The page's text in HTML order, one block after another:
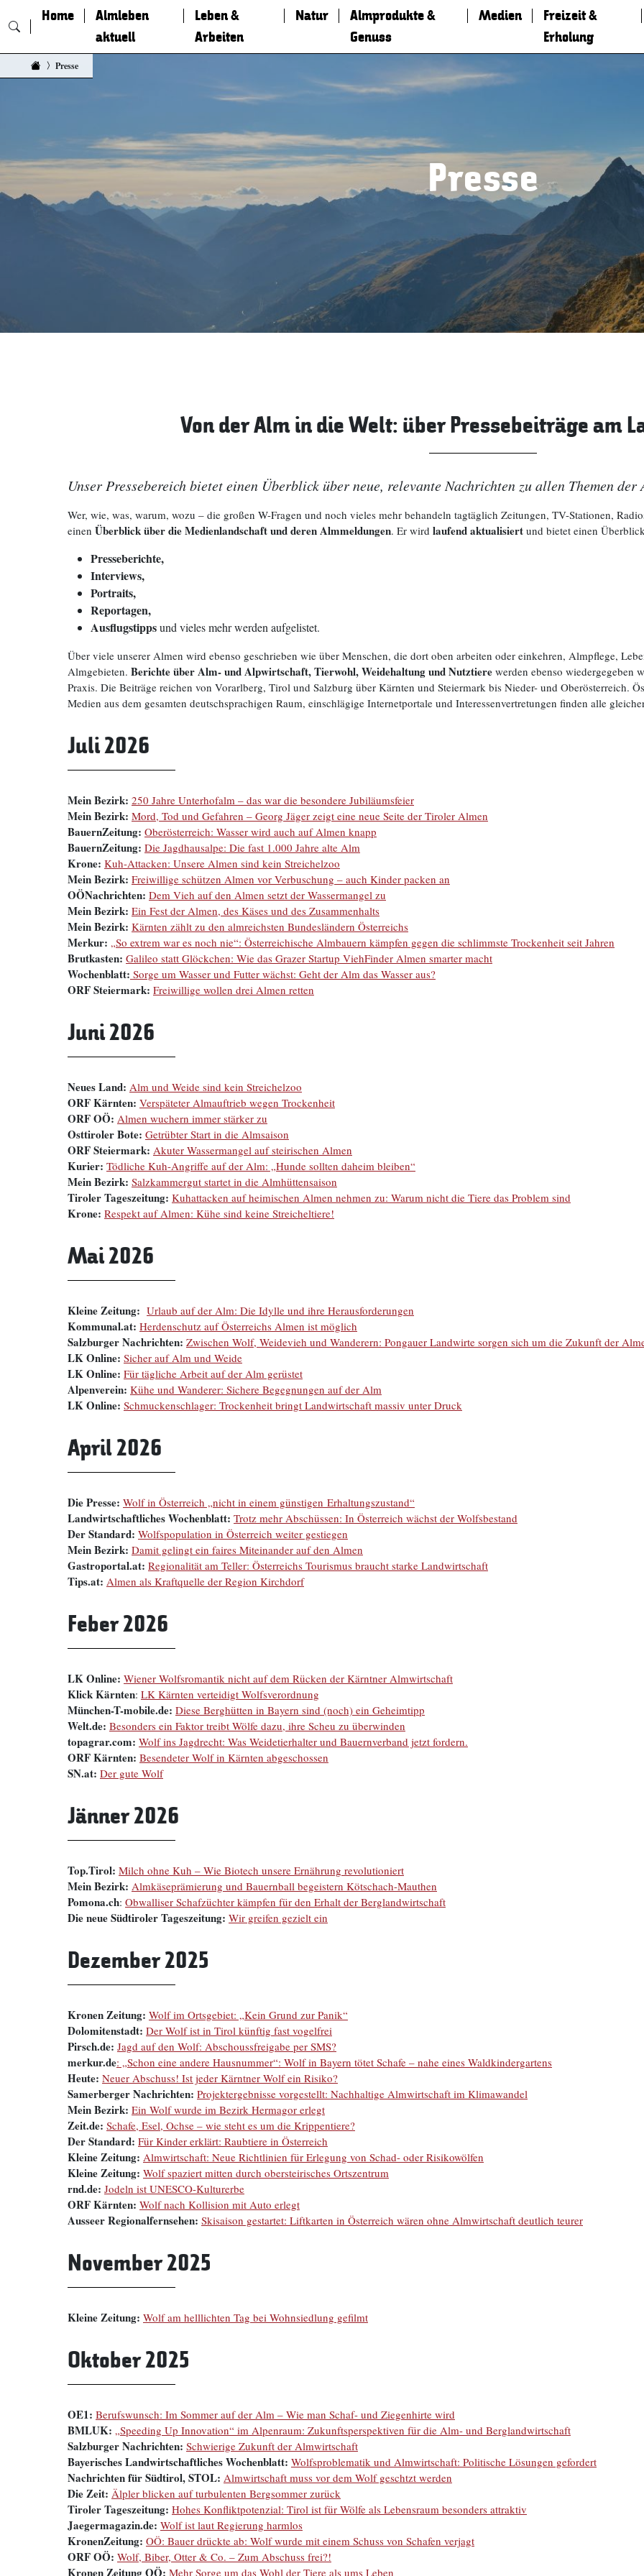
Zum Inhalt springen
Home
Almleben
aktuell
Leben &
Arbeiten
Natur
Almprodukte &
Genuss
Medien
Freizeit &
Erholung
Presse
Presse
Von der Alm in die Welt: über Pressebeiträge am
Unser Pressebereich bietet einen Überblick über neue, relevante Nachrichten zu allen Themen
Wer, wie, was, warum, wozu – die großen W-Fragen und noch vieles mehr behandeln tagtäglich Zeitungen, TV-Stationen,
einen Überblick über die Medienlandschaft und deren Almmeldungen. Er wird laufend aktualisiert und bietet einen
Presseberichte,
Interviews,
Portraits,
Reportagen,
Ausflugstippsund vieles mehr werden aufgelistet.
Über viele unserer Almen wird ebenso geschrieben wie über Menschen, die dort oben arbeiten oder einkehren, Almpflege,
Almgebieten. Berichte über Alm- und Alpwirtschaft, Tierwohl, Weidehaltung und Nutztiere werden ebenso wiedergegeben
Praxis. Die Beiträge reichen von Vorarlberg, Tirol und Salzburg über Kärnten und Steiermark bis Nieder- und Oberösterreich.
Medien aus dem gesamten deutschsprachigen Raum, einschlägige Internetportale und Interessenvertretungen finden alle
Juli 2026
Mein Bezirk: 250 Jahre Unterhofalm – das war die besondere Jubiläumsfeier
Mein Bezirk: Mord, Tod und Gefahren – Georg Jäger zeigt eine neue Seite der Tiroler Almen
BauernZeitung: Oberösterreich: Wasser wird auch auf Almen knapp
BauernZeitung: Die Jagdhausalpe: Die fast 1.000 Jahre alte Alm
Krone: Kuh-Attacken: Unsere Almen sind kein Streichelzoo
Mein Bezirk: Freiwillige schützen Almen vor Verbuschung – auch Kinder packen an
OÖNachrichten: Dem Vieh auf den Almen setzt der Wassermangel zu
Mein Bezirk: Ein Fest der Almen, des Käses und des Zusammenhalts
Mein Bezirk: Kärnten zählt zu den almreichsten Bundesländern Österreichs
Merkur: „So extrem war es noch nie“: Österreichische Almbauern kämpfen gegen die schlimmste Trockenheit seit Jahren
Brutkasten: Galileo statt Glöckchen: Wie das Grazer Startup ViehFinder Almen smarter macht
Wochenblatt: Sorge um Wasser und Futter wächst: Geht der Alm das Wasser aus?
ORF Steiermark: Freiwillige wollen drei Almen retten
Juni 2026
Neues Land: Alm und Weide sind kein Streichelzoo
ORF Kärnten: Verspäteter Almauftrieb wegen Trockenheit
ORF OÖ: Almen wuchern immer stärker zu
Osttiroler Bote: Getrübter Start in die Almsaison
ORF Steiermark: Akuter Wassermangel auf steirischen Almen
Kurier: Tödliche Kuh-Angriffe auf der Alm: „Hunde sollten daheim bleiben“
Mein Bezirk: Salzkammergut startet in die Almhüttensaison
Tiroler Tageszeitung: Kuhattacken auf heimischen Almen nehmen zu: Warum nicht die Tiere das Problem sind
Krone: Respekt auf Almen: Kühe sind keine Streicheltiere!
Mai 2026
Kleine Zeitung: Urlaub auf der Alm: Die Idylle und ihre Herausforderungen
Kommunal.at: Herdenschutz auf Österreichs Almen ist möglich
Salzburger Nachrichten: Zwischen Wolf, Weidevieh und Wanderern: Pongauer Landwirte sorgen sich um die Zukunft der
LK Online: Sicher auf Alm und Weide
LK Online: Für tägliche Arbeit auf der Alm gerüstet
Alpenverein: Kühe und Wanderer: Sichere Begegnungen auf der Alm
LK Online: Schmuckenschlager: Trockenheit bringt Landwirtschaft massiv unter Druck
April 2026
Die Presse: Wolf in Österreich „nicht in einem günstigen Erhaltungszustand“
LandwirtschaftlichesWochenblatt: Trotz mehr Abschüssen: In Österreich wächst der Wolfsbestand
Der Standard: Wolfspopulation in Österreich weiter gestiegen
Mein Bezirk: Damit gelingt ein faires Miteinander auf den Almen
Gastroportal.at: Regionalität am Teller: Österreichs Tourismus braucht starke Landwirtschaft
Tips.at: Almen als Kraftquelle der Region Kirchdorf
Feber 2026
LK Online: Wiener Wolfsromantik nicht auf dem Rücken der Kärntner Almwirtschaft
Klick Kärnten: LK Kärnten verteidigt Wolfsverordnung
München-T-mobile.de: Diese Berghütten in Bayern sind (noch) ein Geheimtipp
Welt.de: Besonders ein Faktor treibt Wölfe dazu, ihre Scheu zu überwinden
topagrar.com: Wolf ins Jagdrecht: Was Weidetierhalter und Bauernverband jetzt fordern.
ORF Kärnten: Besendeter Wolf in Kärnten abgeschossen
SN.at: Der gute Wolf
Jänner 2026
Top.Tirol: Milch ohne Kuh – Wie Biotech unsere Ernährung revolutioniert
Mein Bezirk: Almkäseprämierung und Bauernball begeistern Kötschach-Mauthen
Pomona.ch: Obwalliser Schafzüchter kämpfen für den Erhalt der Berglandwirtschaft
Die neue Südtiroler Tageszeitung: Wir greifen gezielt ein
Dezember 2025
Kronen Zeitung: Wolf im Ortsgebiet: „Kein Grund zur Panik“
Dolomitenstadt: Der Wolf ist in Tirol künftig fast vogelfrei
Pirsch.de: Jagd auf den Wolf: Abschoussfreigabe per SMS?
merkur.de: „Schon eine andere Hausnummer“: Wolf in Bayern tötet Schafe – nahe eines Waldkindergartens
Heute: Neuer Abschuss! Ist jeder Kärntner Wolf ein Risiko?
Samerberger Nachrichten: Projektergebnisse vorgestellt: Nachhaltige Almwirtschaft im Klimawandel
Mein Bezirk: Ein Wolf wurde im Bezirk Hermagor erlegt
Zeit.de: Schafe, Esel, Ochse – wie steht es um die Krippentiere?
Der Standard: Für Kinder erklärt: Raubtiere in Österreich
Kleine Zeitung: Almwirtschaft: Neue Richtlinien für Erlegung von Schad- oder Risikowölfen
Kleine Zeitung: Wolf spaziert mitten durch obersteirisches Ortszentrum
rnd.de: Jodeln ist UNESCO-Kulturerbe
ORF Kärnten: Wolf nach Kollision mit Auto erlegt
Ausseer Regionalfernsehen: Skisaison gestartet: Liftkarten in Österreich wären ohne Almwirtschaft deutlich teurer
November 2025
Kleine Zeitung: Wolf am helllichten Tag bei Wohnsiedlung gefilmt
Oktober 2025
OE1: Berufswunsch: Im Sommer auf der Alm – Wie man Schaf- und Ziegenhirte wird
BMLUK: „Speeding Up Innovation“ im Alpenraum: Zukunftsperspektiven für die Alm- und Berglandwirtschaft
Salzburger Nachrichten: Schwierige Zukunft der Almwirtschaft
Bayerisches Landwirtschaftliches Wochenblatt: Wolfsproblematik und Almwirtschaft: Politische Lösungen gefordert
Nachrichten für Südtirol, STOL: Almwirtschaft muss vor dem Wolf geschtzt werden
Die Zeit: Älpler blicken auf turbulenten Bergsommer zurück
Tiroler Tageszeitung: Hohes Konfliktpotenzial: Tirol ist für Wölfe als Lebensraum besonders attraktiv
Jaegermagazin.de: Wolf ist laut Regierung harmlos
KronenZeitung: OÖ: Bauer drückte ab: Wolf wurde mit einem Schuss von Schafen verjagt
ORF OÖ: Wolf, Biber, Otter & Co. – Zum Abschuss frei?!
Kronen Zeitung OÖ: Mehr Sorge um das Wohl der Tiere als ums Leben